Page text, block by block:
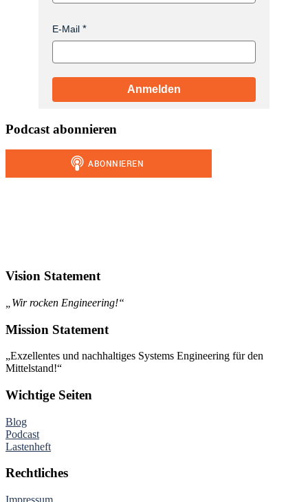
E-Mail
Anmelden
Podcast abonnieren
Vision Statement
„Wir rocken Engineering!“
Mission Statement
„Exzellentes und nachhaltiges Systems Engineering für den
Mittelstand!“
Wichtige Seiten
Blog
Podcast
Lastenheft
Rechtliches